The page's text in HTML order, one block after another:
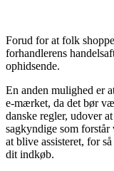
Forud for at folk
forhandlerens
ophidsende.
En anden mulighed er
e-mærket, da det bør
danske regler, udover
sagkyndige som
at blive assisteret, for
dit indkøb.